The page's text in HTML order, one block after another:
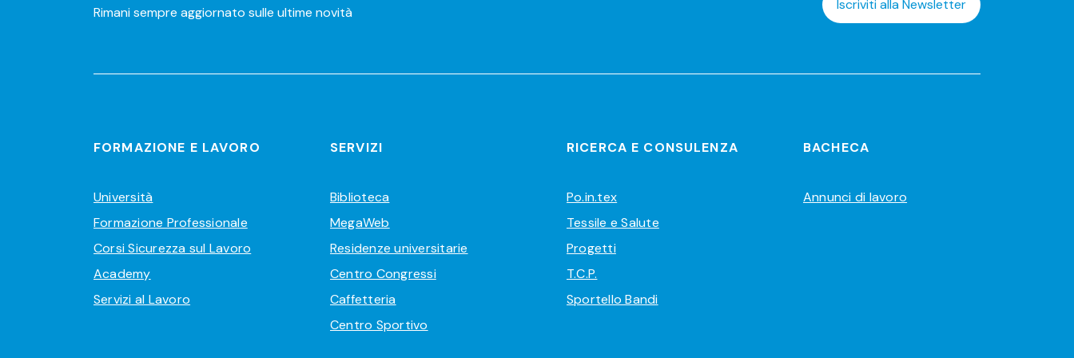
Rimani sempre aggiornato sulle ultime novità Iscriviti alla Newsletter
FORMAZIONE E LAVORO
Università
Formazione Professionale
Corsi Sicurezza sul Lavoro
Academy
Servizi al Lavoro
SERVIZI
Biblioteca
MegaWeb
Residenze universitarie
Centro Congressi
Caffetteria
Centro Sportivo
RICERCA E CONSULENZA
Po.in.tex
Tessile e Salute
Progetti
T.C.P.
Sportello Bandi
BACHECA
Annunci di lavoro